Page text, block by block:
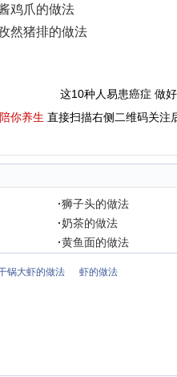
鸡爪的做法
然猪排的做法
这10种人易患癌症 做
陪你养生 直接扫描右侧二维码关注
·狮子头的做法
·奶茶的做法
·黄鱼面的做法
锅大虾的做法 虾的做法